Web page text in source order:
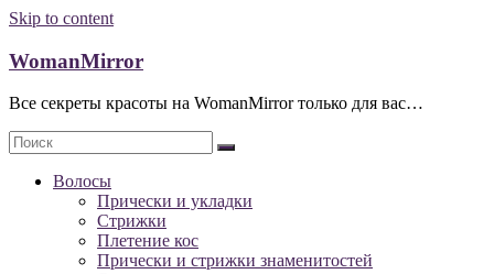
Skip to content
WomanMirror
Все секреты красоты на WomanMirror только для вас…
Волосы
Прически и укладки
Стрижки
Плетение кос
Прически и стрижки знаменитостей